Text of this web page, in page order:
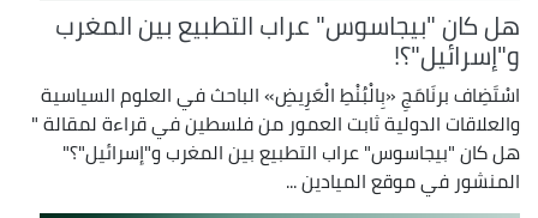
هل كان "بيجاسوس" عراب التطبيع بين المغرب
و"إسرائيل"؟!
اسْتَضِاف برنَامَجِ «بِالْبُنْطِ الْعَرِيضِ» الباحث في العلوم السياسية
والعلاقات الدولية ثابت العمور من فلسطين في قراءة لمقالة "
هل كان "بيجاسوس" عراب التطبيع بين المغرب و"إسرائيل"؟"
المنشور في موقع الميادين ...